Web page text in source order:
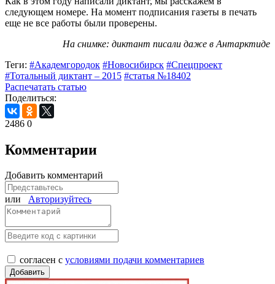
следующем номере. На момент подписания газеты в печать
еще не все работы были проверены.
На снимке: диктант писали даже в Антарктиде
Теги: #Академгородок #Новосибирск #Спецпроект
#Тотальный диктант – 2015 #статья №18402
Распечатать статью
Поделиться:
2486 0
Комментарии
Добавить комментарий
или Авторизуйтесь
согласен с условиями подачи комментариев